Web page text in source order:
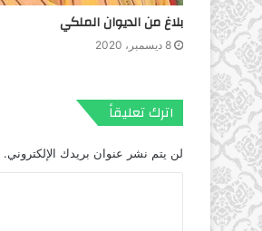
بلاغ من الديوان الملكي
8 ديسمبر، 2020
اترك تعليقاً
لن يتم نشر عنوان بريدك الإلكتروني.